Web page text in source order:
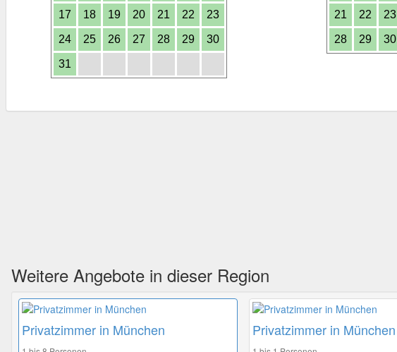
17 18 19 20 21 22 23
24 25 26 27 28 29 30
31
21 22 23
28 29 30
Weitere Angebote in dieser Region
Privatzimmer in München Privatzimmer in München